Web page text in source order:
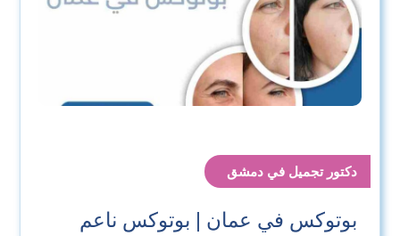
دكتور تجميل في دمشق
بوتوكس في عمان | بوتوكس ناعم